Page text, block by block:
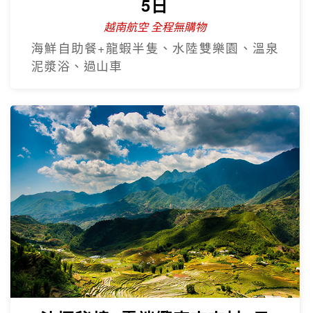
越南航空 全程無購物
海鮮自助餐+龍蝦半隻、水陸雙樂園、溫泉
泥漿浴、過山車